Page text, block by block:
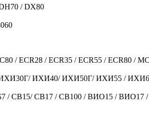
/ DX80
/ ECR28 / ECR35 / ECR55 / ECR80 /
ИХИ40/ ИХИ50Г/ ИХИ55 /
/ Б7 / СВ15/ СВ17 / СВ100 / ВИО15 /